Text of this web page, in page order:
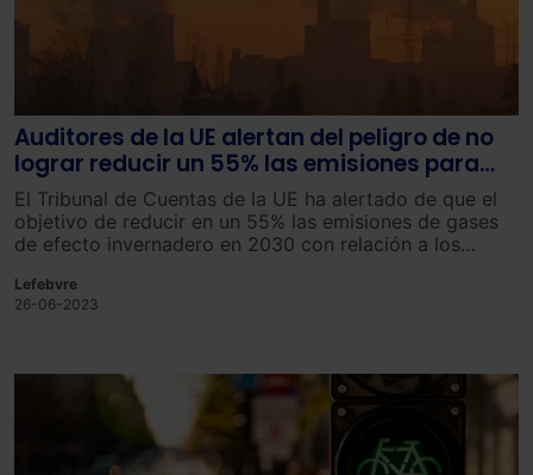
Auditores de la UE alertan del peligro de no
lograr reducir un 55% las emisiones para
2030
El Tribunal de Cuentas de la UE ha alertado de que el
objetivo de reducir en un 55% las emisiones de gases
de efecto invernadero en 2030 con relación a los
pruebas
suficientes
Lefebvre
26-06-2023